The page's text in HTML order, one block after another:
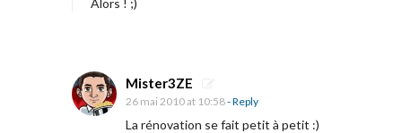
é
m
Mister3ZE
26 mai 2010 at 10:58- Reply
La rénovation se fait petit à petit :)